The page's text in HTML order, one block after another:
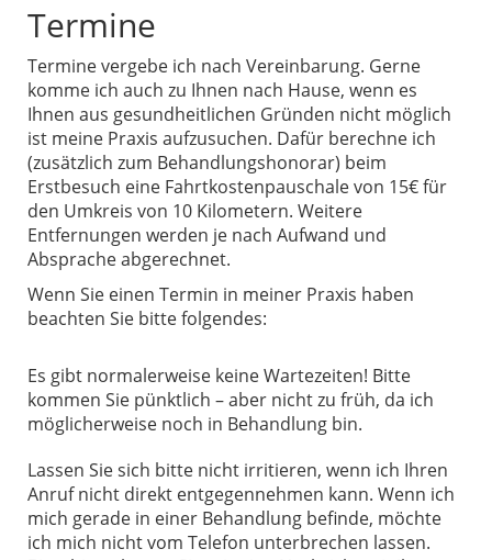
Termine
Termine vergebe ich nach Vereinbarung. Gerne
komme ich auch zu Ihnen nach Hause, wenn es
Ihnen aus gesundheitlichen Gründen nicht möglich
ist meine Praxis aufzusuchen. Dafür berechne ich
(zusätzlich zum Behandlungshonorar) beim
Erstbesuch eine Fahrtkostenpauschale von 15€ für
den Umkreis von 10 Kilometern. Weitere
Entfernungen werden je nach Aufwand und
Absprache abgerechnet.
Wenn Sie einen Termin in meiner Praxis haben
beachten Sie bitte folgendes:
Es gibt normalerweise keine Wartezeiten! Bitte
kommen Sie pünktlich – aber nicht zu früh, da ich
möglicherweise noch in Behandlung bin.
Lassen Sie sich bitte nicht irritieren, wenn ich Ihren
Anruf nicht direkt entgegennehmen kann. Wenn ich
mich gerade in einer Behandlung befinde, möchte
ich mich nicht vom Telefon unterbrechen lassen.